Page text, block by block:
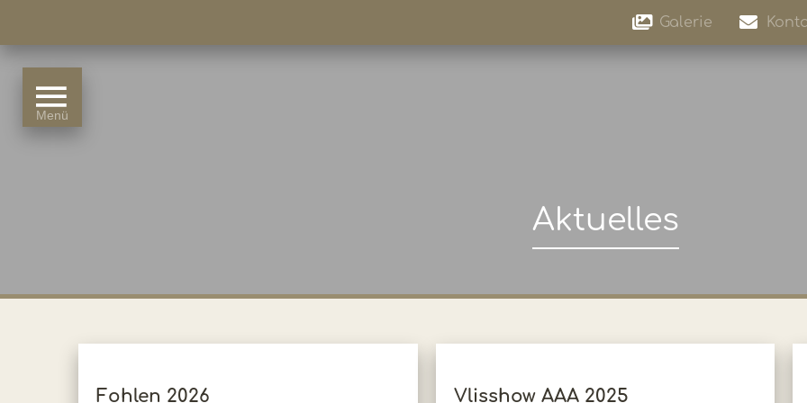
Galerie
Aktuelles
Fohlen 2026 Vlisshow AAA 2025